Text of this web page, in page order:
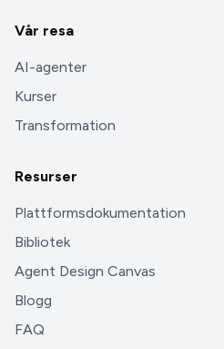
Vår resa
AI-agenter
Kurser
Transformation
Resurser
Plattformsdokumentation
Bibliotek
Agent Design Canvas
Blogg
FAQ